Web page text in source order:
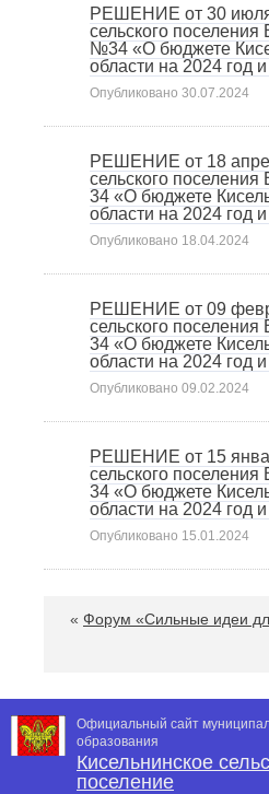
РЕШЕНИЕ от 30 июля
сельского
№34 «О бюджете
области на 2024 год
Опубликовано 30.07.2024
РЕШЕНИЕ от 18
сельского
34 «О бюджете
области на 2024 год
Опубликовано 18.04.2024
РЕШЕНИЕ от 09
сельского
34 «О бюджете
области на 2024 год
Опубликовано 09.02.2024
РЕШЕНИЕ от 15
сельского
34 «О бюджете
области на 2024 год
Опубликовано 15.01.2024
« Форум «Сильные идеи
Официальный сайт
образования
Кисельнинское
поселение